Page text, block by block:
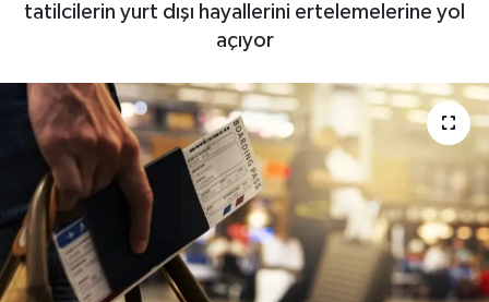
tatilcilerin yurt dışı hayallerini ertelemelerine yol
açıyor
Manşet Altı
Resmi İlan
Sağlık
Spor
SürManşet